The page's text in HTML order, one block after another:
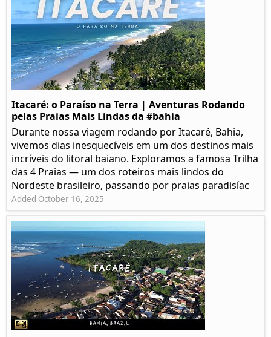
Itacaré: o Paraíso na Terra | Aventuras Rodando
pelas Praias Mais Lindas da #bahia
Durante nossa viagem rodando por Itacaré, Bahia,
vivemos dias inesquecíveis em um dos destinos mais
incríveis do litoral baiano. Exploramos a famosa Trilha
das 4 Praias — um dos roteiros mais lindos do
Nordeste brasileiro, passando por praias paradisíac
Added October 16, 2025